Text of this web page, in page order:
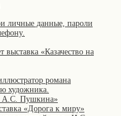
личные данные, пароли
выставка «Казачество на
романа
художника.
А.С. Пушкина»
«Дорога к миру»